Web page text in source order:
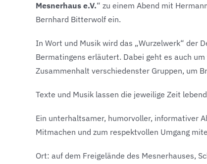
Mesnerhaus e.V.“ zu einem Abend mit
Bernhard Bitterwolf ein.
In Wort und Musik wird das „Wurzelwerk“ der
Bermatingens erläutert. Dabei geht es auch
Zusammenhalt verschiedenster Gruppen, um
Texte und Musik lassen die jeweilige Zeit
Ein unterhaltsamer, humorvoller, informativer
Mitmachen und zum respektvollen Umgang
Ort: auf dem Freigelände des Mesnerhauses,